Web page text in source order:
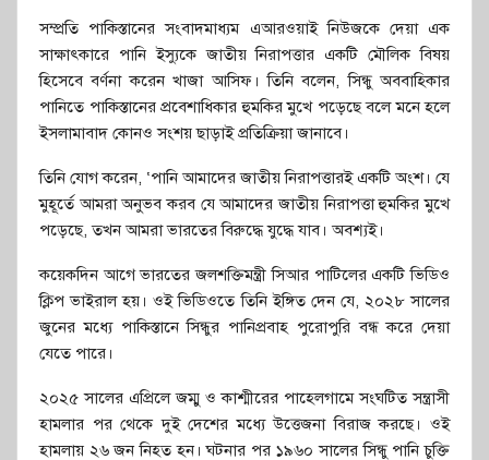
সম্প্রতি পাকিস্তানের সংবাদমাধ্যম এআরওয়াই নিউজকে দেয়া এক
সাক্ষাৎকারে পানি ইস্যুকে জাতীয় নিরাপত্তার একটি মৌলিক বিষয়
হিসেবে বর্ণনা করেন খাজা আসিফ। তিনি বলেন, সিন্ধু অববাহিকার
পানিতে পাকিস্তানের প্রবেশাধিকার হুমকির মুখে পড়েছে বলে মনে হলে
ইসলামাবাদ কোনও সংশয় ছাড়াই প্রতিক্রিয়া জানাবে।
তিনি যোগ করেন, ‘পানি আমাদের জাতীয় নিরাপত্তারই একটি অংশ। যে
মুহূর্তে আমরা অনুভব করব যে আমাদের জাতীয় নিরাপত্তা হুমকির মুখে
পড়েছে, তখন আমরা ভারতের বিরুদ্ধে যুদ্ধে যাব। অবশ্যই।
কয়েকদিন আগে ভারতের জলশক্তিমন্ত্রী সিআর পাটিলের একটি ভিডিও
ক্লিপ ভাইরাল হয়। ওই ভিডিওতে তিনি ইঙ্গিত দেন যে, ২০২৮ সালের
জুনের মধ্যে পাকিস্তানে সিন্ধুর পানিপ্রবাহ পুরোপুরি বন্ধ করে দেয়া
যেতে পারে।
২০২৫ সালের এপ্রিলে জম্মু ও কাশ্মীরের পাহেলগামে সংঘটিত সন্ত্রাসী
হামলার পর থেকে দুই দেশের মধ্যে উত্তেজনা বিরাজ করছে। ওই
হামলায় ২৬ জন নিহত হন। ঘটনার পর ১৯৬০ সালের সিন্ধু পানি চুক্তি